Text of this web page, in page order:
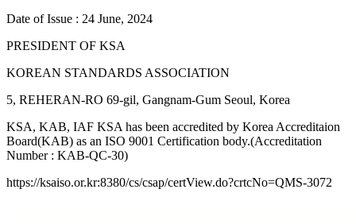
Date of Issue : 24 June, 2024
PRESIDENT OF KSA
KOREAN STANDARDS ASSOCIATION
5, REHERAN-RO 69-gil, Gangnam-Gum Seoul, Korea
KSA, KAB, IAF KSA has been accredited by Korea Accreditaion
Board(KAB) as an ISO 9001 Certification body.(Accreditation
Number : KAB-QC-30)
https://ksaiso.or.kr:8380/cs/csap/certView.do?crtcNo=QMS-3072